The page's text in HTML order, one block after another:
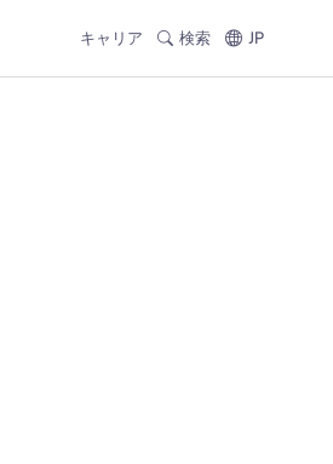
キャリア 検索 JP